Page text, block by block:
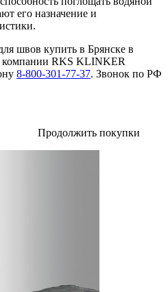
его назначение и
швов купить в Брянске в
компании RKS KLINKER
8-800-301-77-37. Звонок по РФ
Продолжить покупки